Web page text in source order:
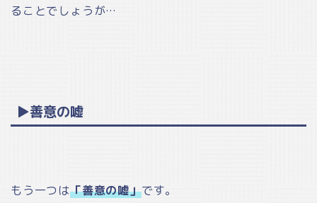
ることでしょうが…
▶善意の嘘
もう一つは「善意の嘘」です。